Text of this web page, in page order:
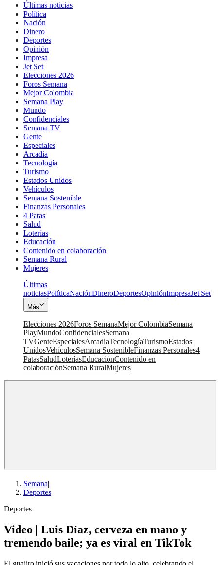
Últimas noticias
Política
Nación
Dinero
Deportes
Opinión
Impresa
Jet Set
Elecciones 2026
Foros Semana
Mejor Colombia
Semana Play
Mundo
Confidenciales
Semana TV
Gente
Especiales
Arcadia
Tecnología
Turismo
Estados Unidos
Vehículos
Semana Sostenible
Finanzas Personales
4 Patas
Salud
Loterías
Educación
Contenido en colaboración
Semana Rural
Mujeres
Últimas
noticiasPolíticaNaciónDineroDeportesOpiniónImpresaJet Set
Más
Elecciones 2026Foros SemanaMejor ColombiaSemana
PlayMundoConfidencialesSemana
TVGenteEspecialesArcadiaTecnologíaTurismoEstados
UnidosVehículosSemana SostenibleFinanzas Personales4
PatasSaludLoteríasEducaciónContenido en
colaboraciónSemana RuralMujeres
Semana|
Deportes
Deportes
Video | Luis Díaz, cerveza en mano y
tremendo baile; ya es viral en TikTok
El guajiro inició sus vacaciones por todo lo alto, celebrando el